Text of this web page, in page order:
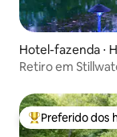
Hotel-fazenda ⋅
Retiro em
Entre os
Preferido dos